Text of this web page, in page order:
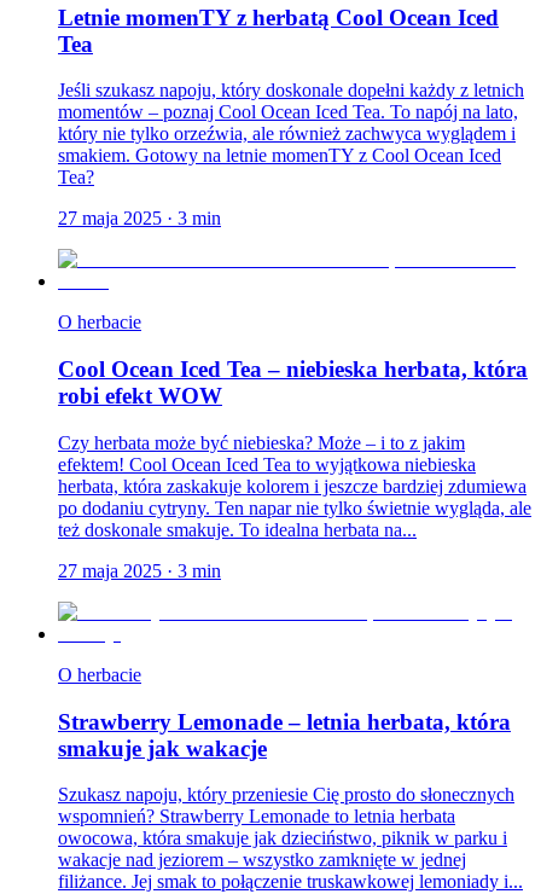
Letnie momenTY z herbatą Cool Ocean Iced
Tea
Jeśli szukasz napoju, który doskonale dopełni każdy z letnich
momentów – poznaj Cool Ocean Iced Tea. To napój na lato,
który nie tylko orzeźwia, ale również zachwyca wyglądem i
smakiem. Gotowy na letnie momenTY z Cool Ocean Iced
Tea?
27 maja 2025 · 3 min
O herbacie
Cool Ocean Iced Tea – niebieska herbata, która
robi efekt WOW
Czy herbata może być niebieska? Może – i to z jakim
efektem! Cool Ocean Iced Tea to wyjątkowa niebieska
herbata, która zaskakuje kolorem i jeszcze bardziej zdumiewa
po dodaniu cytryny. Ten napar nie tylko świetnie wygląda, ale
też doskonale smakuje. To idealna herbata na...
27 maja 2025 · 3 min
O herbacie
Strawberry Lemonade – letnia herbata, która
smakuje jak wakacje
Szukasz napoju, który przeniesie Cię prosto do słonecznych
wspomnień? Strawberry Lemonade to letnia herbata
owocowa, która smakuje jak dzieciństwo, piknik w parku i
wakacje nad jeziorem – wszystko zamknięte w jednej
filiżance. Jej smak to połączenie truskawkowej lemoniady i...